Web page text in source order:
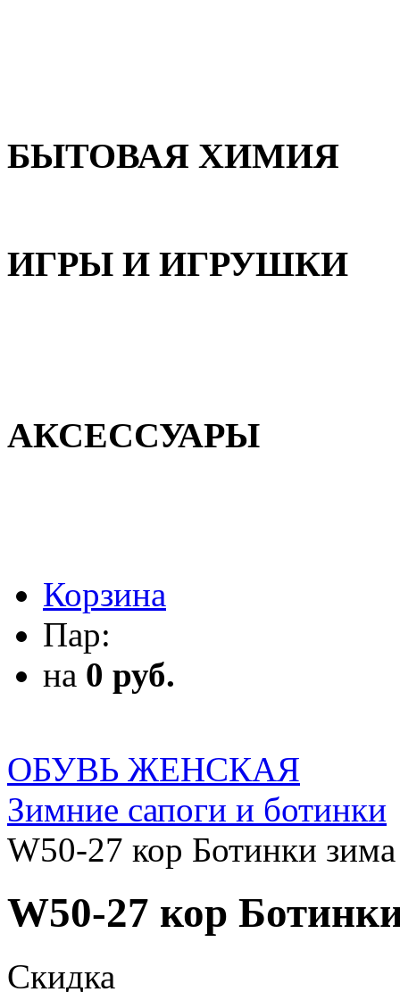
БЫТОВАЯ ХИМИЯ
ИГРЫ И ИГРУШКИ
АКСЕССУАРЫ
Корзина
Пар:
на 0 руб.
ОБУВЬ ЖЕНСКАЯ
Зимние сапоги и ботинки
W50-27 кор Ботинки
W50-27 кор
Скидка